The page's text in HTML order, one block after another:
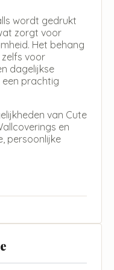
wordt gedrukt
zorgt voor
Het behang
voor
dagelijkse
een prachtig
van Cute
en
persoonlijke